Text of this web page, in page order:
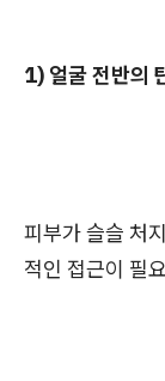
1) 얼굴 전반의
피부가 슬슬 처
적인 접근이 필